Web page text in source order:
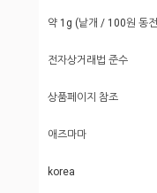
약 1g (낱개 / 100원 동
전자상거래법 준수
상품페이지 참조
애즈마마
korea